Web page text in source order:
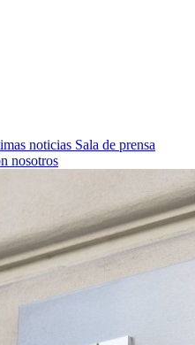
noticias Sala de prensa
nosotros